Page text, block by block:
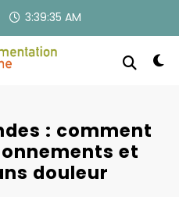
3:39:36 AM
: comment
et
douleur